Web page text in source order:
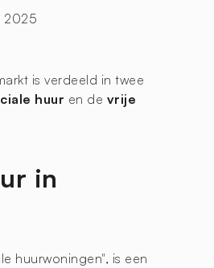
2025
is verdeeld in twee
huur en de vrije
in
huurwoningen", is een